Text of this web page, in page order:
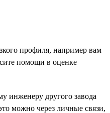
профиля, например вам
помощи в оценке
инженеру другого завода
можно через личные связи,